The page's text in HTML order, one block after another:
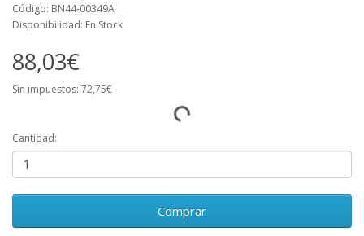
Código: BN44-00349A
Disponibilidad: En Stock
88,03€
Sin impuestos: 72,75€
Cantidad:
Comprar